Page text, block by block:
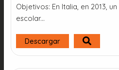
Objetivos: En Italia, en 2013,
escolar...
Descargar